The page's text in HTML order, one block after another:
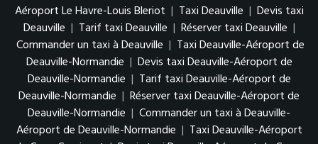
Aéroport Le Havre-Louis Bleriot | Taxi Deauville | Devis taxi
Deauville | Tarif taxi Deauville | Réserver taxi Deauville |
Commander un taxi à Deauville | Taxi Deauville-Aéroport de
Deauville-Normandie | Devis taxi Deauville-Aéroport de
Deauville-Normandie | Tarif taxi Deauville-Aéroport de
Deauville-Normandie | Réserver taxi Deauville-Aéroport de
Deauville-Normandie | Commander un taxi à Deauville-
Aéroport de Deauville-Normandie | Taxi Deauville-Aéroport